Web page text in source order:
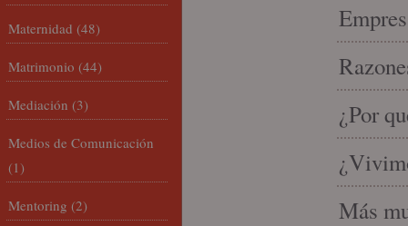
¿Por
Más
Maternidad (48)
Matrimonio (44)
Mediación (3)
Medios de Comunicación
(1)
Mentoring (2)